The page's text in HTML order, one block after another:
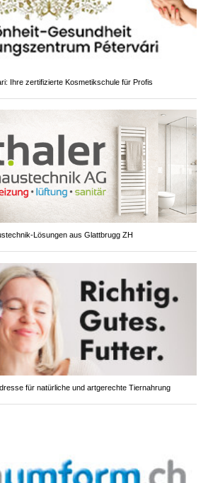
Ihre zertifizierte Kosmetikschule für Profis
Lösungen aus Glattbrugg ZH
für natürliche und artgerechte Tiernahrung